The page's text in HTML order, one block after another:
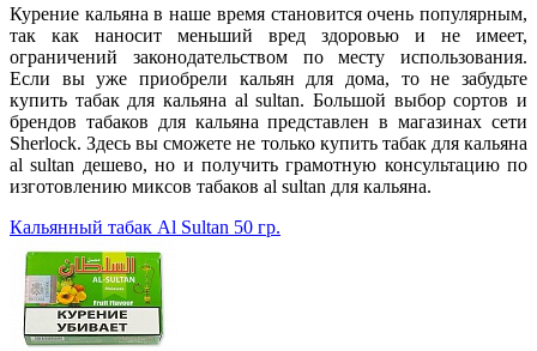
Курение кальяна в наше время становится очень популярным,
так как наносит меньший вред здоровью и не имеет,
ограничений законодательством по месту использования.
Если вы уже приобрели кальян для дома, то не забудьте
купить табак для кальяна al sultan. Большой выбор сортов и
брендов табаков для кальяна представлен в магазинах сети
Sherlock. Здесь вы сможете не только купить табак для кальяна
al sultan дешево, но и получить грамотную консультацию по
изготовлению миксов табаков al sultan для кальяна.
Кальянный табак Al Sultan 50 гр.